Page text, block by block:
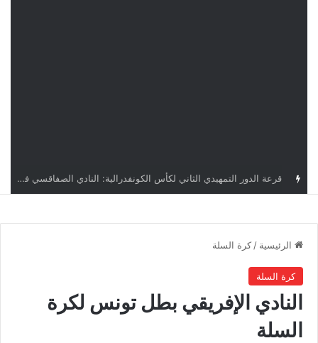
قرعة كأس الكونفدرالية: النادي الصفاقسي يواجه شوتينغ ستارز النيجيري وترجي جرجيس يصطدم بديامبارس السنغالي
الرئيسية / كرة السلة
كرة السلة
النادي الإفريقي بطل تونس لكرة
السلة